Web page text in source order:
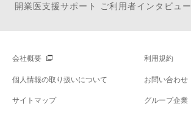
開業医支援サポート ご利用者インタビュー
会社概要 利用規約
個人情報の取り扱いについて お問い合わせ
サイトマップ グループ企業